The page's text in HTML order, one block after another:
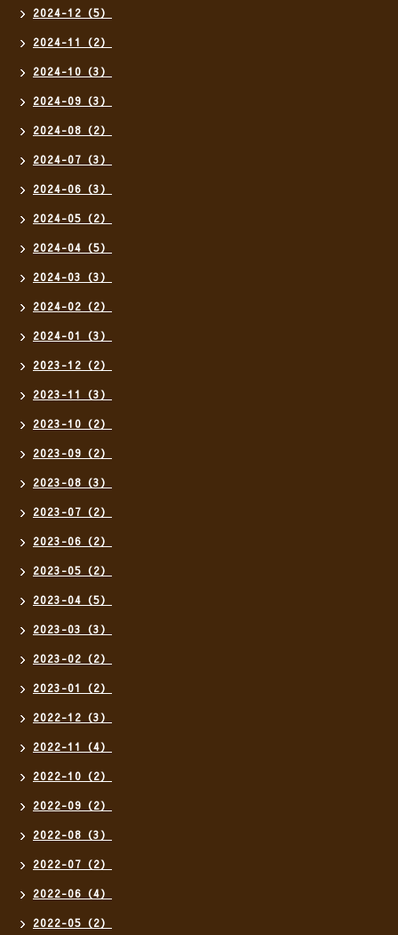
2024-12（5）
2024-11（2）
2024-10（3）
2024-09（3）
2024-08（2）
2024-07（3）
2024-06（3）
2024-05（2）
2024-04（5）
2024-03（3）
2024-02（2）
2024-01（3）
2023-12（2）
2023-11（3）
2023-10（2）
2023-09（2）
2023-08（3）
2023-07（2）
2023-06（2）
2023-05（2）
2023-04（5）
2023-03（3）
2023-02（2）
2023-01（2）
2022-12（3）
2022-11（4）
2022-10（2）
2022-09（2）
2022-08（3）
2022-07（2）
2022-06（4）
2022-05（2）